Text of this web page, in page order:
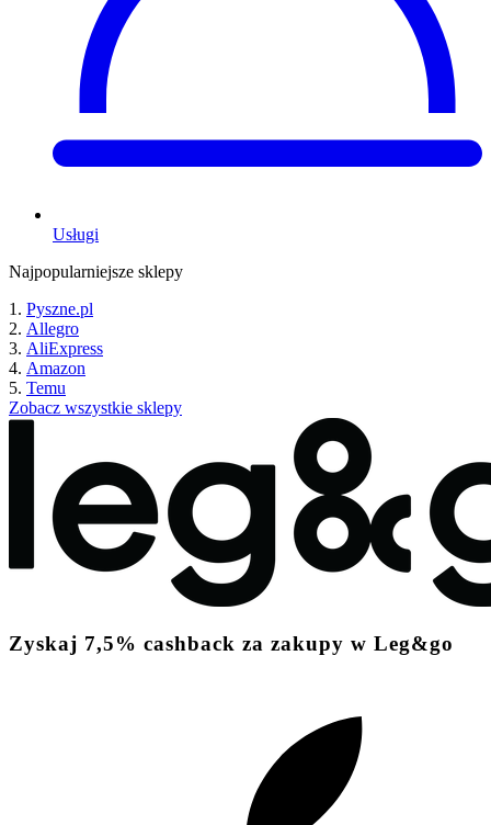
Usługi
Najpopularniejsze sklepy
Pyszne.pl
Allegro
AliExpress
Amazon
Temu
Zobacz wszystkie sklepy
Zyskaj 7,5% cashback za zakupy w Leg&go